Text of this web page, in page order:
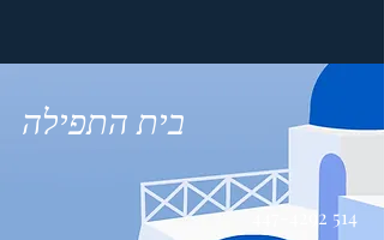
בית התפילה
514 447-4292